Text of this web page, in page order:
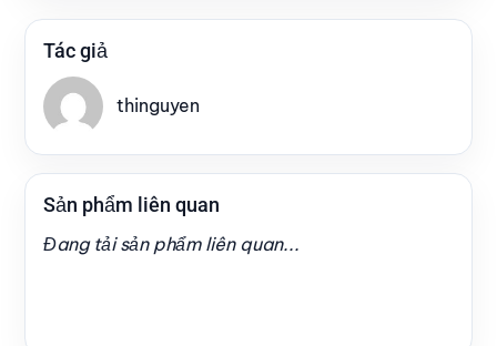
Tác giả
thinguyen
Sản phẩm liên quan
Đang tải sản phẩm liên quan...